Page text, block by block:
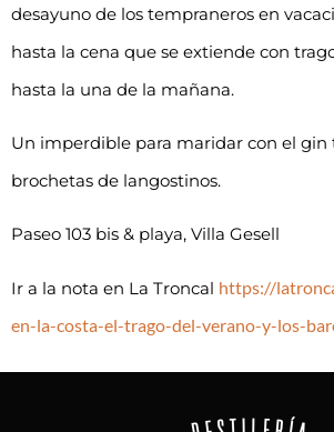
desayuno de los tempraneros en
hasta la cena que se extiende con
hasta la una de la mañana.
Un imperdible para maridar con el gin
brochetas de langostinos.
Paseo 103 bis & playa, Villa Gesell
Ir a la nota en La Troncal https://
en-la-costa-el-trago-del-verano-y-los-